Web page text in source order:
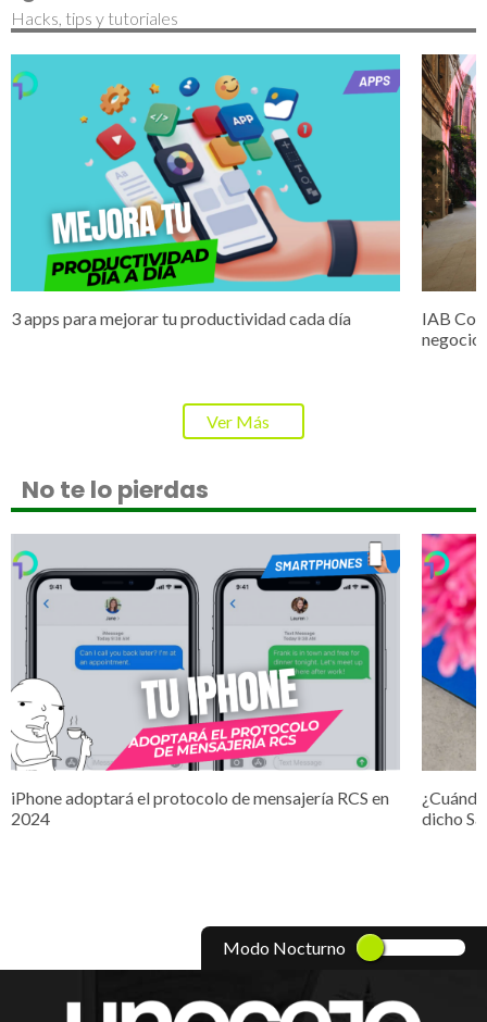
Hacks, tips y tutoriales
3 apps para mejorar tu productividad cada día
IAB
Ver Más
No te lo pierdas
iPhone adoptará el protocolo de mensajería RCS en
2024
dicho
Modo Nocturno